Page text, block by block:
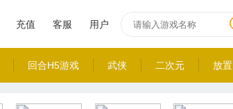
回合H5游戏 武侠 二次元 放置
充值 客服 用户